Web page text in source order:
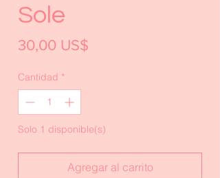
Sole
30,00 US$
Cantidad *
Solo 1 disponible(s)
Agregar al carrito